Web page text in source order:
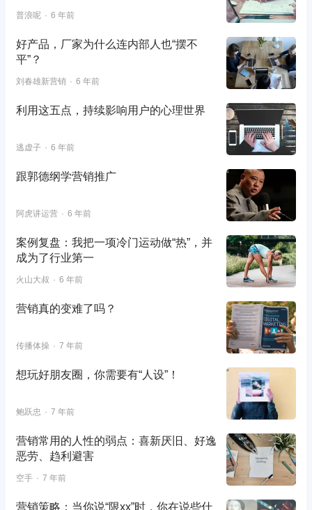
普浪呢 6 年前
好产品，厂家为什么连内部人也“摆不
平”？
刘春雄新营销 6 年前
利用这五点，持续影响用户的心理世界
逃虚子 6 年前
跟郭德纲学营销推广
阿虎讲运营 6 年前
案例复盘：我把一项冷门运动做“热”，并
成为了行业第一
火山大叔 6 年前
营销真的变难了吗？
传播体操 7 年前
想玩好朋友圈，你需要有“人设”！
鲍跃忠 7 年前
营销常用的人性的弱点：喜新厌旧、好逸
恶劳、趋利避害
空手 7 年前
营销策略：当你说“限xx”时，你在说些什